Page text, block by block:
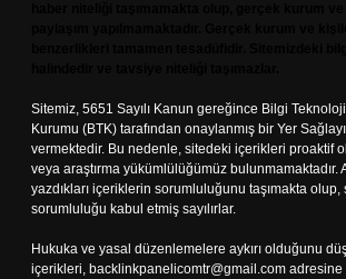
Sitemiz, 5651 Sayılı Kanun gereğince Bilgi
Kurumu (BTK) tarafından onaylanmış bir Yer
vermektedir. Bu nedenle, sitedeki içerikleri proaktif
veya araştırma yükümlülüğümüz bulunmamaktadır.
yazdıkları içeriklerin sorumluluğunu taşımakta
sorumluluğu kabul etmiş sayılırlar.
Hukuka ve yasal düzenlemelere aykırı olduğunu
içerikleri, backlinkpanelicomtr@gmail.com adresine